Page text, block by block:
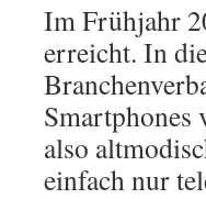
Im Frühjahr
erreicht. In
also
einfach nur